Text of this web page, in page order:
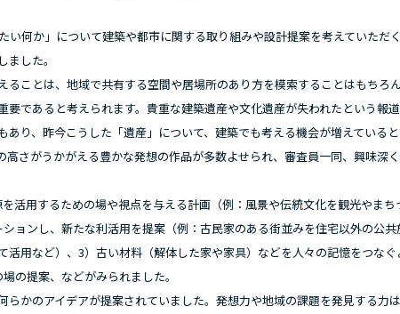
何か」について建築や都市に関する取り組みや設計提案を考えていただ
した。
ことは、地域で共有する空間や居場所のあり方を模索することはもちろん
であると考えられます。貴重な建築遺産や文化遺産が失われたという報道
り、昨今こうした「遺産」について、建築でも考える機会が増えている
さがうかがえる豊かな発想の作品が多数よせられ、審査員一同、興味深
活用するための場や視点を与える計画（例：風景や伝統文化を観光やまち
ョンし、新たな利活用を提案（例：古民家のある街並みを住宅以外の公共
用など）、3）古い材料（解体した家や家具）などを人々の記憶をつなぐ
の提案、などがみられました。
かのアイデアが提案されていました。発想力や地域の課題を発見する力は